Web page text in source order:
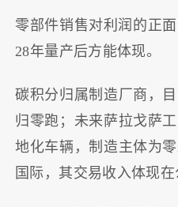
零部件销售对利润的正
28年量产后方能体现。
碳积分归属制造厂商，
归零跑；未来萨拉戈萨
地化车辆，制造主体为
国际，其交易收入体现在